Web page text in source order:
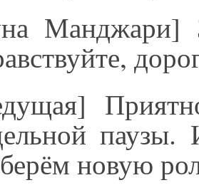
Манджари]
новую